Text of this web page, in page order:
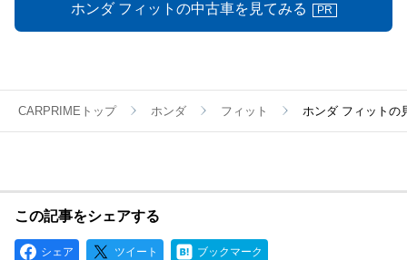
ホンダ フィットの中古車を見てみる PR
CARPRIMEトップ ホンダ フィット ホンダ フィットの
この記事をシェアする
シェア ツイート ブックマーク